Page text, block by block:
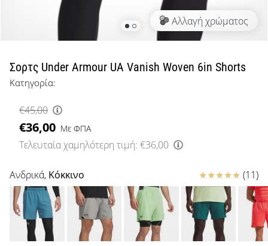
μπάσκετ
όπως
εμείς;
μαζί
μας
ως
πρεσβευτής
μάρκας
μας.
Εμφάνιση
Αλλαγή χρώματος
Σορτς Under Armour UA Vanish Woven 6in Shorts
Κατηγορία:
€45,00
€36,00 Με ΦΠΑ
Τελευταία χαμηλότερη τιμή: €36,00
Ανδρικά, Κόκκινο Κριτικές (11)